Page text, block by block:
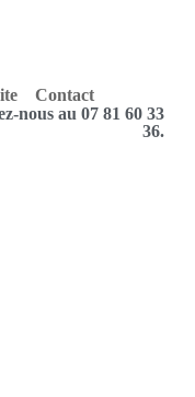
Contact
nous au 07 81 60 33
36.